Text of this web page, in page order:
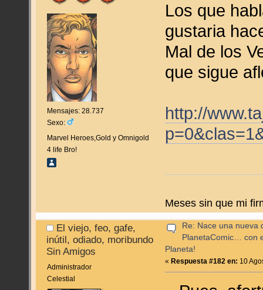
Mensajes: 28.737
Sexo:
Marvel Heroes,Gold y Omnigold
4 life Bro!
Los que
gustaria
Mal de los
que sigue
http://
Meses sin que mi
El viejo, feo, gafe,
inútil, odiado, moribundo
Sin Amigos
Administrador
Celestial
Re: Nace una nueva
PlanetaComic… con
Planeta!
« Respuesta #182 en: 10